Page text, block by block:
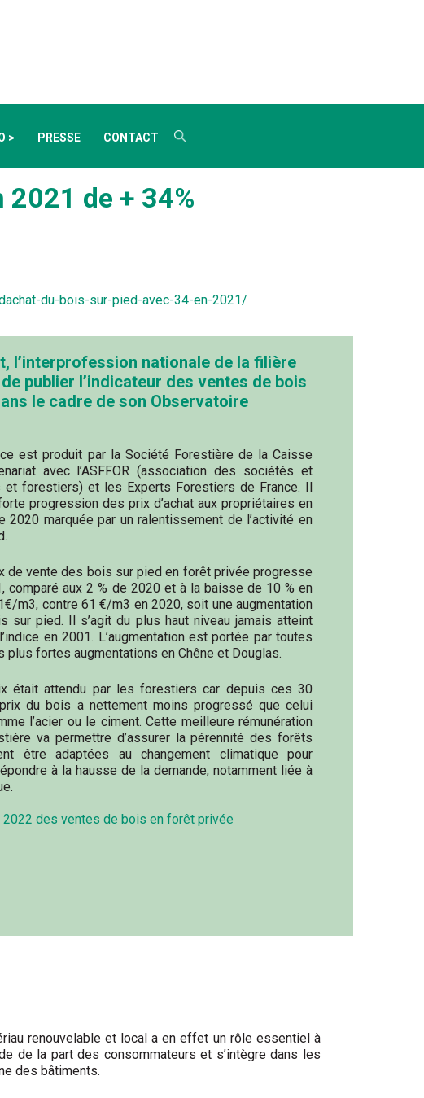
> PRESSE CONTACT
de + 34%
du-bois-sur-pied-avec-34-en-2021/
l’interprofession nationale de la filière
publier l’indicateur des ventes de bois
le cadre de son Observatoire
est produit par la Société Forestière de la Caisse
avec l’ASFFOR (association des sociétés et
et forestiers) et les Experts Forestiers de France. Il
progression des prix d’achat aux propriétaires en
2020 marquée par un ralentissement de l’activité en
de vente des bois sur pied en forêt privée progresse
comparé aux 2 % de 2020 et à la baisse de 10 % en
m3, contre 61 €/m3 en 2020, soit une augmentation
sur pied. Il s’agit du plus haut niveau jamais atteint
en 2001. L’augmentation est portée par toutes
plus fortes augmentations en Chêne et Douglas.
était attendu par les forestiers car depuis ces 30
du bois a nettement moins progressé que celui
l’acier ou le ciment. Cette meilleure rémunération
va permettre d’assurer la pérennité des forêts
être adaptées au changement climatique pour
à la hausse de la demande, notamment liée à
2022 des ventes de bois en forêt privée
renouvelable et local a en effet un rôle essentiel à
de la part des consommateurs et s’intègre dans les
des bâtiments.